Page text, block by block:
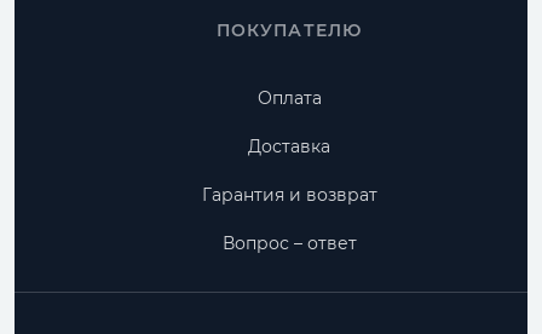
ПОКУПАТЕЛЮ
Оплата
Доставка
Гарантия и возврат
Вопрос – ответ